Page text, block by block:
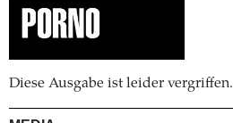
Diese Ausgabe ist leider vergriffen.